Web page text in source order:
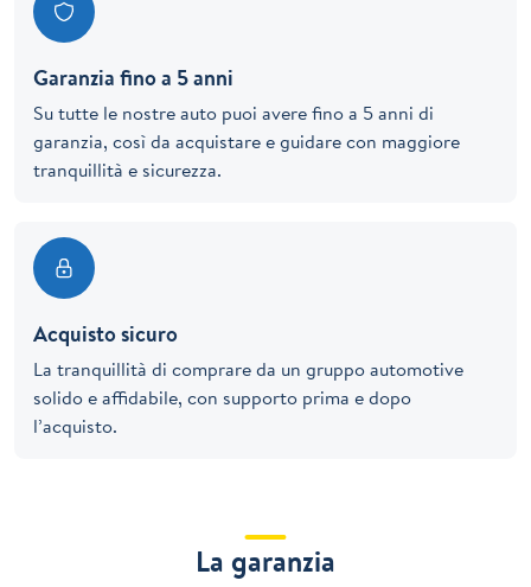
Garanzia fino a 5 anni
Su tutte le nostre auto puoi avere fino a 5 anni di
garanzia, così da acquistare e guidare con maggiore
tranquillità e sicurezza.
Acquisto sicuro
La tranquillità di comprare da un gruppo automotive
solido e affidabile, con supporto prima e dopo
l’acquisto.
La garanzia